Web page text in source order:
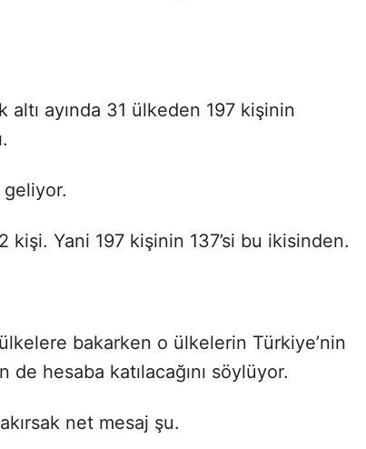
altı ayında 31 ülkeden 197 kişinin
geliyor.
kişi. Yani 197 kişinin 137’si bu ikisinden.
bakarken o ülkelerin Türkiye’nin
de hesaba katılacağını söylüyor.
net mesaj şu.